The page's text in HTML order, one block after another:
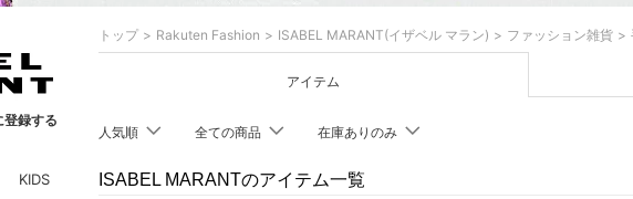
登録する
KIDS
トップ Rakuten Fashion ISABEL MARANT(イザベル マラン) ファッション雑貨
アイテム
人気順 全ての商品 在庫ありのみ
ISABEL MARANTのアイテム一覧